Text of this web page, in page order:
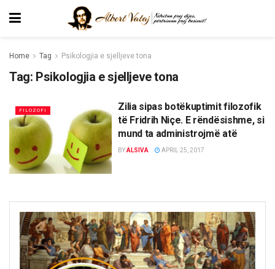
Home Tag Psikologjia e sjelljeve tona
Tag: Psikologjia e sjelljeve tona
FILOZOFI
Zilia sipas botëkuptimit filozofik
të Fridrih Niçe. E rëndësishme, si
mund ta administrojmë atë
BYALSIVA APRIL 25, 2017